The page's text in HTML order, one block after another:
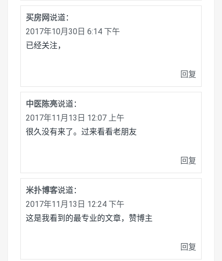
买房网说道：
2017年10月30日 6:14 下午
已经关注，
回复
中医陈亮说道：
2017年11月13日 12:07 上午
很久没有来了。过来看看老朋友
回复
米扑博客说道：
2017年11月13日 12:24 下午
这是我看到的最专业的文章，赞博主
回复